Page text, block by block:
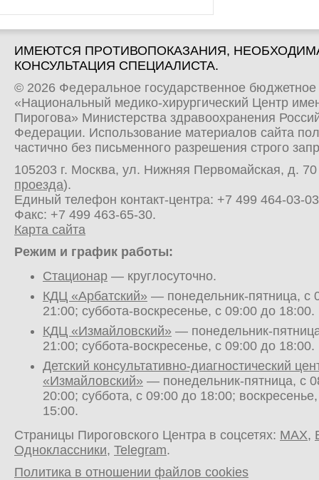
ИМЕЮТСЯ ПРОТИВОПОКАЗАНИЯ,
КОНСУЛЬТАЦИЯ СПЕЦИАЛИСТА.
© 2026 Федеральное государственное
«Национальный медико-хирургический Центр
Пирогова» Министерства здравоохранения
Федерации. Использование материалов сайта
частично без письменного разрешения строго
105203 г. Москва, ул. Нижняя Первомайская, д.
проезда).
Единый телефон контакт-центра: +7 499 464-03-03
Факс: +7 499 463-65-30.
Карта сайта
Режим и график работы:
Стационар — круглосуточно.
КДЦ «Арбатский» — понедельник-пятница, с
21:00; суббота-воскресенье, с 09:00 до 18:00.
КДЦ «Измайловский» — понедельник-
21:00; суббота-воскресенье, с 09:00 до 18:00.
Детский консультативно-диагностический
«Измайловский» — понедельник-пятница, с
20:00; суббота, с 09:00 до 18:00;
15:00.
Страницы Пироговского Центра в соцсетях: MAX,
Одноклассники, Telegram.
Политика в отношении файлов cookies